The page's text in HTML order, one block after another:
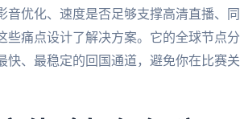
优化、速度是否足够支撑高清直播、同
些痛点设计了解决方案。它的全球节点分
、最稳定的回国通道，避免你在比赛关